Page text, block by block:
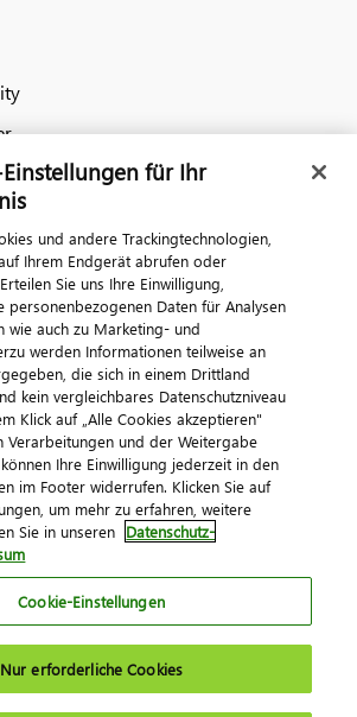
Kontaktieren Sie uns
© 2026 DATEV eG
DatenschutzAGB Kontakt
Cookie-Einstellungen
für Ihr
und andere Trackingtechnologien,
Ihrem Endgerät abrufen oder
Sie uns Ihre Einwilligung,
personenbezogenen Daten für Analysen
wie auch zu Marketing- und
werden Informationen teilweise an
die sich in einem Drittland
kein vergleichbares Datenschutzniveau
Klick auf „Alle Cookies akzeptieren"
Verarbeitungen und der Weitergabe
Ihre Einwilligung jederzeit in den
im Footer widerrufen. Klicken Sie auf
um mehr zu erfahren, weitere
Sie in unseren Datenschutz-
Cookie-Einstellungen
Nur erforderliche Cookies